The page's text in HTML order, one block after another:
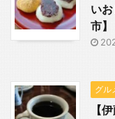
い
市】
グル
【